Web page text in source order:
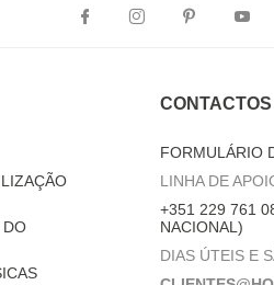
DO
CONTACTOS
FORMULÁRIO
LINHA DE
+351 229 761
NACIONAL)
DIAS ÚTEIS E